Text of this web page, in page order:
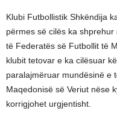
Klubi Futbollistik Shkëndija
përmes së cilës ka
të Federatës së Futbollit të
klubit tetovar e ka cilësuar
paralajmëruar mundësinë e
Maqedonisë së Veriut nëse
korrigjohet urgjentisht.